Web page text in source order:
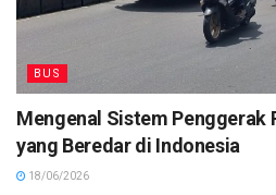
BUS
Mengenal Sistem Penggerak
yang Beredar di Indonesia
18/06/2026